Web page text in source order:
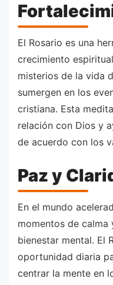
El Rosario es una
crecimiento
misterios de la vida
sumergen en los
cristiana. Esta
relación con Dios y
de acuerdo con los
Paz y
En el mundo
momentos de calma
bienestar mental. El
oportunidad diaria
centrar la mente en